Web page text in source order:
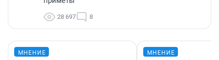
28 697 8
МНЕНИЕ МНЕНИЕ